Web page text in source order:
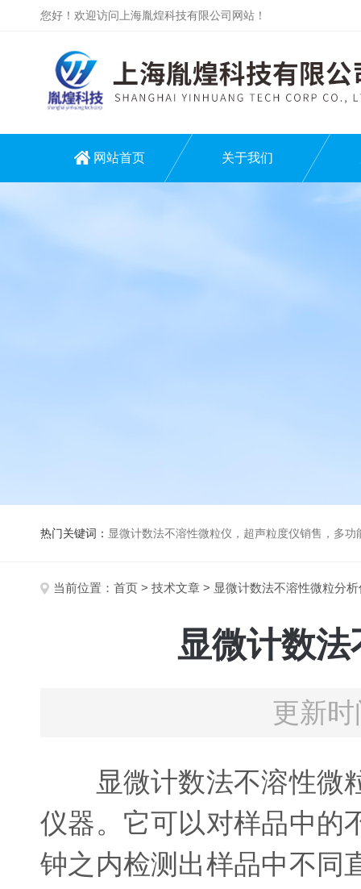
您好！欢迎访问上海胤煌科技有限公司网站！
网站首页 关于我们
热门关键词： 显微计数法不溶性微粒仪，超声粒度仪销售，多功能超声粒度分析仪，粒度及
当前位置： 首页 > 技术文章 > 显微计数法不溶性微粒分
显微计数
更新
显微计数法不溶性微粒
仪器。它可以对样品中的
钟之内检测出样品中不同